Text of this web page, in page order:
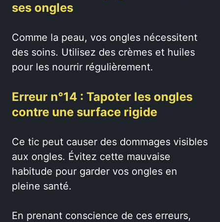
ses ongles
Comme la peau, vos ongles nécessitent
des soins. Utilisez des crèmes et huiles
pour les nourrir régulièrement.
Erreur n°14 : Tapoter les ongles
contre une surface rigide
Ce tic peut causer des dommages visibles
aux ongles. Évitez cette mauvaise
habitude pour garder vos ongles en
pleine santé.
En prenant conscience de ces erreurs,